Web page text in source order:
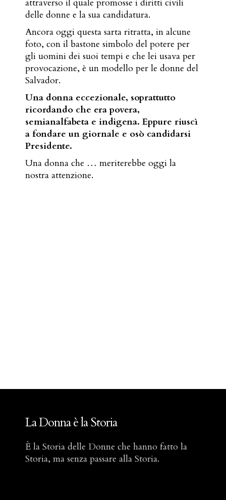
attraverso il quale promosse i diritti civili
delle donne e la sua candidatura.
Ancora oggi questa sarta ritratta, in alcune
foto, con il bastone simbolo del potere per
gli uomini dei suoi tempi e che lei usava per
provocazione, è un modello per le donne del
Salvador.
Una donna eccezionale, soprattutto
ricordando che era povera,
semianalfabeta e indigena. Eppure riuscì
a fondare un giornale e osò candidarsi
Presidente.
Una donna che … meriterebbe oggi la
nostra attenzione.
La Donna è la Storia
È la Storia delle Donne che hanno fatto la
Storia, ma senza passare alla Storia.